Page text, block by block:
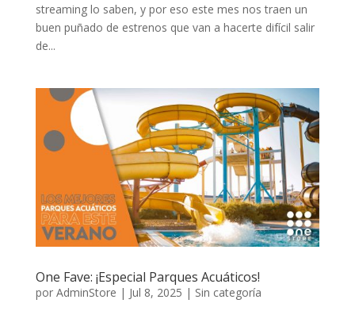
streaming lo saben, y por eso este mes nos traen un
buen puñado de estrenos que van a hacerte difícil salir
de...
One Fave: ¡Especial Parques Acuáticos!
por AdminStore | Jul 8, 2025 | Sin categoría